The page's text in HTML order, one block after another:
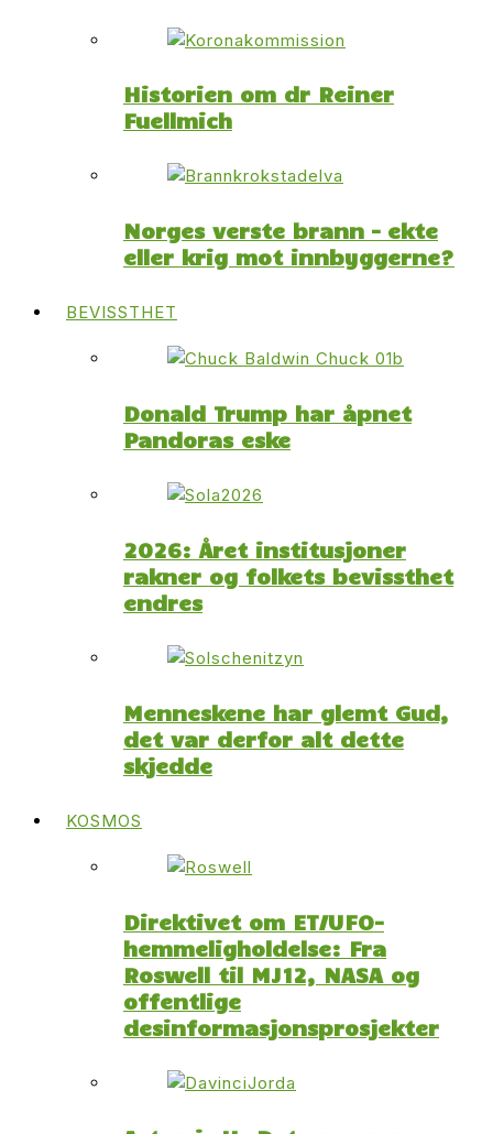
Historien om dr Reiner
Fuellmich
Norges verste brann – ekte
eller krig mot innbyggerne?
BEVISSTHET
Donald Trump har åpnet
Pandoras eske
2026: Året institusjoner
rakner og folkets bevissthet
endres
Menneskene har glemt Gud,
det var derfor alt dette
skjedde
KOSMOS
Direktivet om ET/UFO-
hemmeligholdelse: Fra
Roswell til MJ12, NASA og
offentlige
desinformasjonsprosjekter